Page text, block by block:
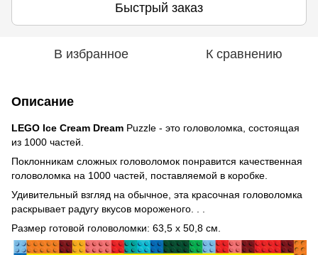
Быстрый заказ
В избранное К сравнению
Описание
LEGO Ice Cream Dream Puzzle - это головоломка, состоящая
из 1000 частей.
Поклонникам сложных головоломок понравится качественная
головоломка на 1000 частей, поставляемой в коробке.
Удивительный взгляд на обычное, эта красочная головоломка
раскрывает радугу вкусов мороженого. . .
Размер готовой головоломки: 63,5 x 50,8 см.